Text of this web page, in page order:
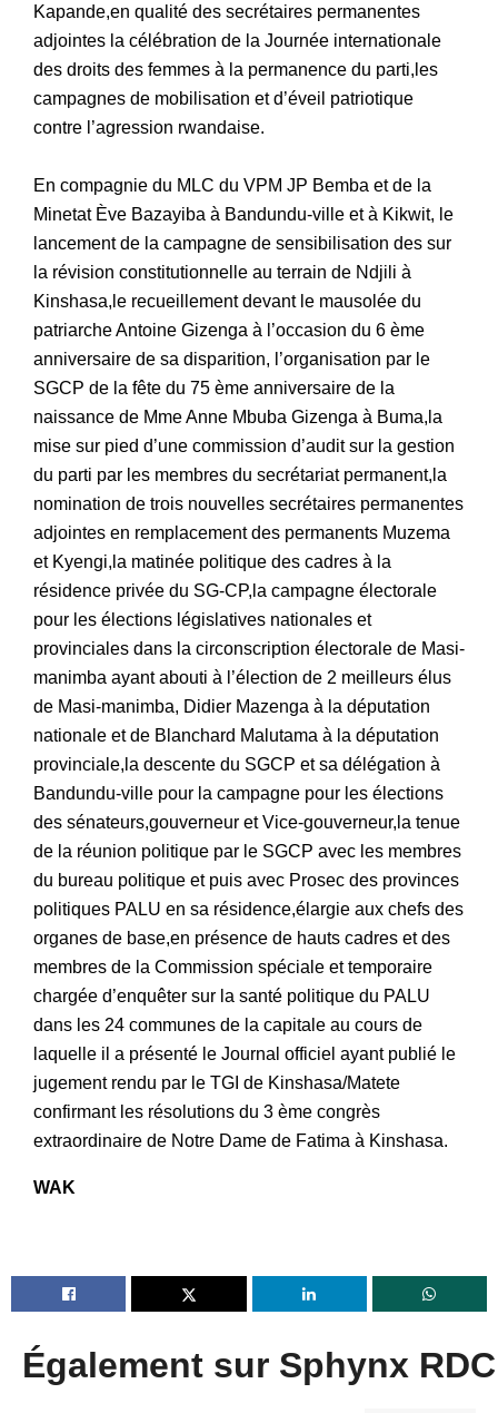
Kapande,en qualité des secrétaires permanentes
adjointes la célébration de la Journée internationale
des droits des femmes à la permanence du parti,les
campagnes de mobilisation et d’éveil patriotique
contre l’agression rwandaise.
En compagnie du MLC du VPM JP Bemba et de la
Minetat Ève Bazayiba à Bandundu-ville et à Kikwit, le
lancement de la campagne de sensibilisation des sur
la révision constitutionnelle au terrain de Ndjili à
Kinshasa,le recueillement devant le mausolée du
patriarche Antoine Gizenga à l’occasion du 6 ème
anniversaire de sa disparition, l’organisation par le
SGCP de la fête du 75 ème anniversaire de la
naissance de Mme Anne Mbuba Gizenga à Buma,la
mise sur pied d’une commission d’audit sur la gestion
du parti par les membres du secrétariat permanent,la
nomination de trois nouvelles secrétaires permanentes
adjointes en remplacement des permanents Muzema
et Kyengi,la matinée politique des cadres à la
résidence privée du SG-CP,la campagne électorale
pour les élections législatives nationales et
provinciales dans la circonscription électorale de Masi-
manimba ayant abouti à l’élection de 2 meilleurs élus
de Masi-manimba, Didier Mazenga à la députation
nationale et de Blanchard Malutama à la députation
provinciale,la descente du SGCP et sa délégation à
Bandundu-ville pour la campagne pour les élections
des sénateurs,gouverneur et Vice-gouverneur,la tenue
de la réunion politique par le SGCP avec les membres
du bureau politique et puis avec Prosec des provinces
politiques PALU en sa résidence,élargie aux chefs des
organes de base,en présence de hauts cadres et des
membres de la Commission spéciale et temporaire
chargée d’enquêter sur la santé politique du PALU
dans les 24 communes de la capitale au cours de
laquelle il a présenté le Journal officiel ayant publié le
jugement rendu par le TGI de Kinshasa/Matete
confirmant les résolutions du 3 ème congrès
extraordinaire de Notre Dame de Fatima à Kinshasa.
WAK
Également sur Sphynx RDC